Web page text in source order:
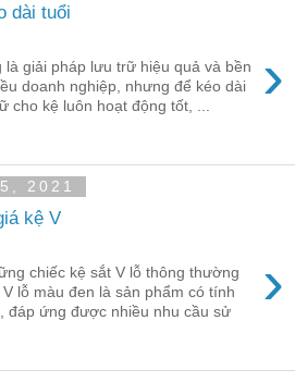
dài tuổi
›
là giải pháp lưu trữ hiệu quả và bền
doanh nghiệp, nhưng để kéo dài
cho kệ luôn hoạt động tốt, ...
2021
kệ V
›
chiếc kệ sắt V lỗ thông thường
lỗ màu đen là sản phẩm có tính
đáp ứng được nhiều nhu cầu sử